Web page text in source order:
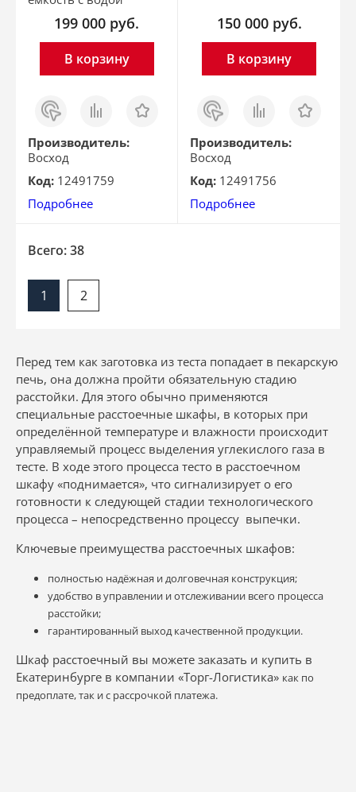
199 000 руб.
В корзину
Заказ
в 1
клик
Сравнить Отложить
Производитель:
Восход
Код: 12491759
Подробнее
150 000 руб.
В корзину
Заказ
в 1
клик
Сравнить Отложить
Производитель:
Восход
Код: 12491756
Подробнее
Всего: 38
1 2
Перед тем как заготовка из теста попадает в пекарскую
печь, она должна пройти обязательную стадию
расстойки. Для этого обычно применяются
специальные расстоечные шкафы, в которых при
определённой температуре и влажности происходит
управляемый процесс выделения углекислого газа в
тесте. В ходе этого процесса тесто в расстоечном
шкафу «поднимается», что сигнализирует о его
готовности к следующей стадии технологического
процесса – непосредственно процессу выпечки.
Ключевые преимущества расстоечных шкафов:
полностью надёжная и долговечная конструкция;
удобство в управлении и отслеживании всего процесса
расстойки;
гарантированный выход качественной продукции.
Шкаф расстоечный вы можете заказать и купить в
Екатеринбурге в компании «Торг-Логистика» как по
предоплате, так и с рассрочкой платежа.